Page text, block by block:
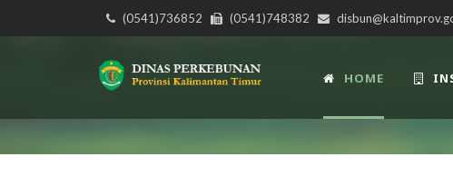
(0541)736852 (0541)748382
HOME